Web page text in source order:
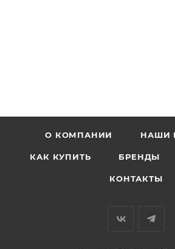
О КОМПАНИИ НАШИ
КАК КУПИТЬ БРЕНДЫ
КОНТАКТЫ